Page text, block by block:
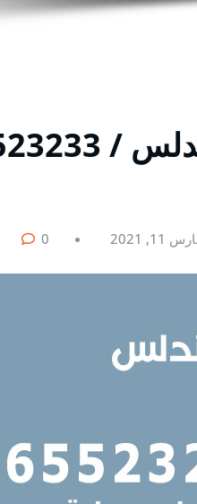
11, 2021
0